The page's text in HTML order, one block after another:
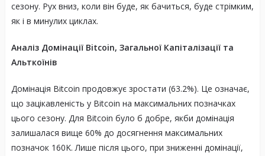
сезону. Рух вниз, коли він буде, як бачиться, буде стрімким,
як і в минулих циклах.
Аналіз Домінації Bitcoin, Загальної Капіталізації та
Альткоїнів
Домінація Bitcoin продовжує зростати (63.2%). Це означає,
що зацікавленість у Bitcoin на максимальних позначках
цього сезону. Для Bitcoin було б добре, якби домінація
залишалася вище 60% до досягнення максимальних
позначок 160K. Лише після цього, при зниженні домінації,